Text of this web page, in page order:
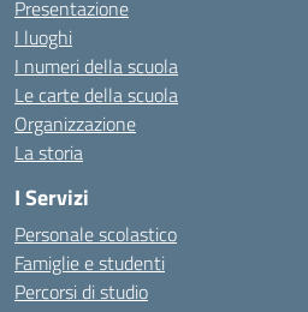
Presentazione
I luoghi
I numeri della scuola
Le carte della scuola
Organizzazione
La storia
I Servizi
Personale scolastico
Famiglie e studenti
Percorsi di studio